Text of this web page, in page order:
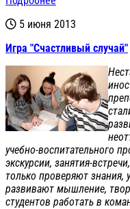
5 июня 2013
Игра "Счастливый случай"
учебно-воспитательного
экскурсии, занятия-
только проверяют знания,
развивают мышление,
студентов работать в